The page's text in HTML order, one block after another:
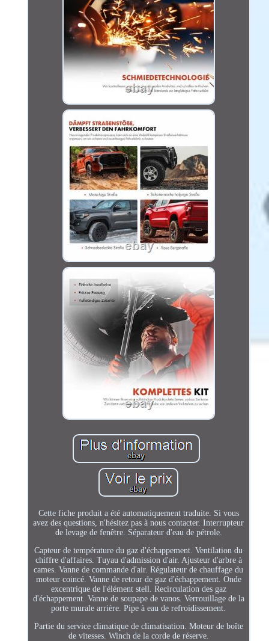
Cette fiche produit a été automatiquement traduite. Si vous
avez des questions, n'hésitez pas à nous contacter. Interrupteur
de levage de fenêtre. Séparateur d'eau de pétrole.
Capteur de température du gaz d'échappement. Ventilation du
chiffre d'affaires. Tuyau d'admission d'air. Ajusteur d'arbre à
cames. Vanne de commande d'air. Régulateur de chauffage du
moteur coincé. Vanne de retour de gaz d'échappement. Onde
excentrique de l'élément stell. Recirculation des gaz
d'échappement. Vanne de soupape de vanos. Verrouillage de la
porte murale arrière. Pipe à eau de refroidissement.
Partie du service climatique de climatisation. Moteur de boîte
de vitesses. Winch de la corde de réserve.